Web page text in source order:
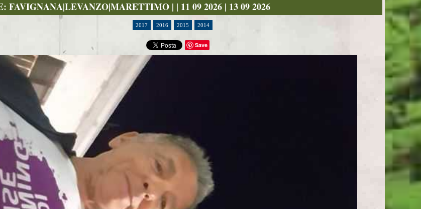
FAVIGNANA|LEVANZO|MARETTIMO | | 11 09 2026 | 13 09 2026
2017 2016 2015 2014
Save